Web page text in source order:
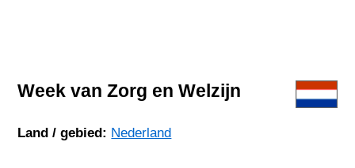
Week van Zorg en Welzijn
Land / gebied: Nederland